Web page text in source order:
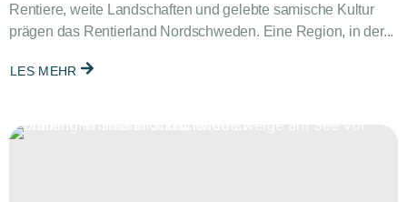
Rentiere, weite Landschaften und gelebte samische Kultur
prägen das Rentierland Nordschweden. Eine Region, in der...
LES MEHR